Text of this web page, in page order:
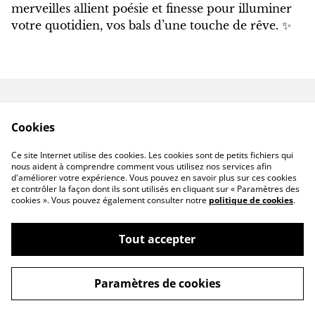
merveilles allient poésie et finesse pour illuminer
votre quotidien, vos bals d’une touche de rêve. ✨
Livraison hors France
©2026CassandraFAIRYHOUSE
powered by
Cookies
Ce site Internet utilise des cookies. Les cookies sont de petits fichiers qui
nous aident à comprendre comment vous utilisez nos services afin
d'améliorer votre expérience. Vous pouvez en savoir plus sur ces cookies
et contrôler la façon dont ils sont utilisés en cliquant sur « Paramètres des
cookies ». Vous pouvez également consulter notre politique de cookies.
Tout accepter
Paramètres de cookies